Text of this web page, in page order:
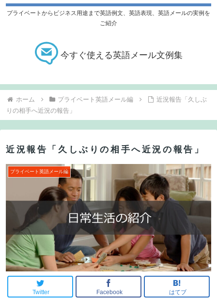
プライベートからビジネス用途まで英語例文、英語表現、英語メールの実例を
ご紹介
今すぐ使える英語メール文例集
ホーム プライベート英語メール編
近況報告「久しぶ
りの相手へ近況の報告」
近況報告「久しぶりの相手へ近況の報告」
プライベート英語メール編
Twitter Facebook はてブ